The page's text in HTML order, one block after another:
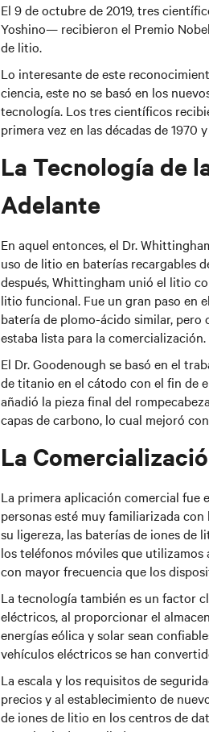
El 9 de octubre de 2019, tres
Yoshino— recibieron el Premio
de litio.
Lo interesante de este
ciencia, este no se basó en los
tecnología. Los tres científicos
primera vez en las décadas de 1970
La Tecnología de
Adelante
En aquel entonces, el Dr.
uso de litio en baterías recargables
después, Whittingham unió el litio
litio funcional. Fue un gran paso en
batería de plomo-ácido similar, pero
estaba lista para la comercialización.
El Dr. Goodenough se basó en el
de titanio en el cátodo con el fin de
añadió la pieza final del
capas de carbono, lo cual mejoró
La
La primera aplicación comercial fue
personasesté muy familiarizada con
su ligereza, las baterías de iones de
los teléfonos móviles que
con mayor frecuencia que los
La tecnología también es un factor
eléctricos, al proporcionar el
energías eólica y solar sean
vehículos eléctricos se han
La escala y los requisitos de
precios y al establecimiento de
de iones de litio en los centros de